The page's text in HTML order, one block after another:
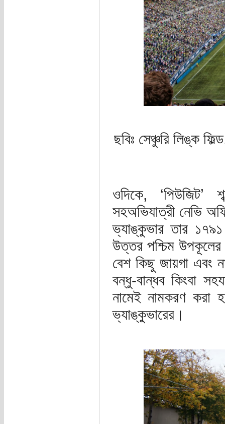
ছবিঃ সেঞ্চুরি লিঙ্ক
ওদিকে, ‘পিউজিট’
সহঅভিযাত্রী নেভি
ভ্যাঙ্কুভার তার
উত্তর পশ্চিম
বেশ কিছু জায়গা এবং
বন্ধু-বান্ধব কিংবা
নামেই নামকরণ করা
ভ্যাঙ্কুভারের।